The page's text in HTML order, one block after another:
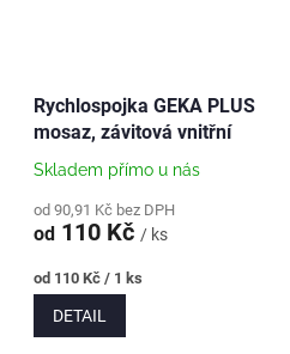
Rychlospojka GEKA PLUS
mosaz, závitová vnitřní
Skladem přímo u nás
od 90,91 Kč bez DPH
od 110 Kč / ks
Měrná
cena:
od 110 Kč / 1 ks
DETAIL